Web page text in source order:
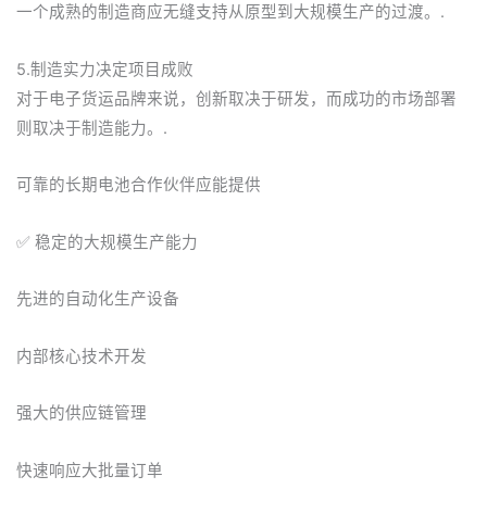
一个成熟的制造商应无缝支持从原型到大规模生产的过渡。.
5.制造实力决定项目成败
对于电子货运品牌来说，创新取决于研发，而成功的市场部署
则取决于制造能力。.
可靠的长期电池合作伙伴应能提供
✅ 稳定的大规模生产能力
先进的自动化生产设备
内部核心技术开发
强大的供应链管理
快速响应大批量订单